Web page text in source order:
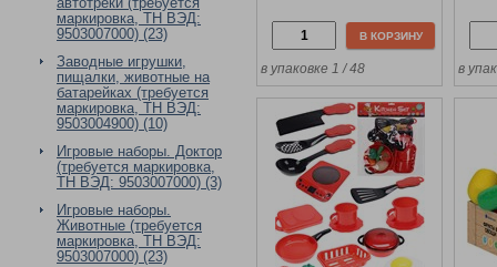
маркировка, ТН ВЭД:
9503007000) (23)
Заводные игрушки,
пищалки, животные на
батарейках (требуется
маркировка, ТН ВЭД:
9503004900) (10)
Игровые наборы. Доктор
(требуется маркировка,
ТН ВЭД: 9503007000) (3)
Игровые наборы.
Животные (требуется
маркировка, ТН ВЭД:
9503007000) (23)
В КОРЗИНУ
в упаковке 1 / 48 в